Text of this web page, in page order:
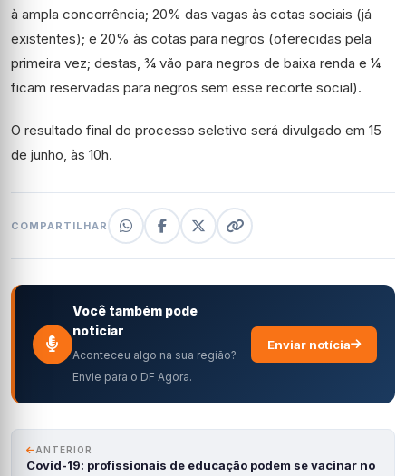
à ampla concorrência; 20% das vagas às cotas sociais (já
existentes); e 20% às cotas para negros (oferecidas pela
primeira vez; destas, ¾ vão para negros de baixa renda e ¼
ficam reservadas para negros sem esse recorte social).
O resultado final do processo seletivo será divulgado em 15
de junho, às 10h.
COMPARTILHAR
Você também pode
noticiar
Aconteceu algo na sua região?
Envie para o DF Agora.
Enviar notícia
ANTERIOR
Covid-19: profissionais de educação podem se vacinar no